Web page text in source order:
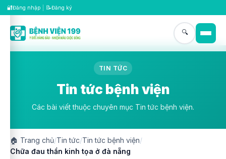
🔐Đăng nhập 📝Đăng ký
🔍
TIN TỨC
Tin tức bệnh viện
Các bài viết thuộc chuyên mục Tin tức bệnh viện.
🏠 Trang chủ/Tin tức/Tin tức bệnh viện/
Chữa đau thần kinh tọa ở đà nẵng